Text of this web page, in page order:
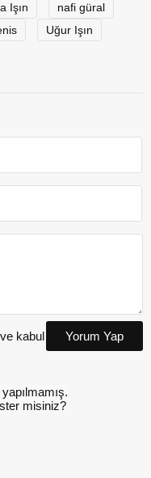
Işın
nafi güral
Uğur Işın
kabul
Yorum Yap
misiniz?